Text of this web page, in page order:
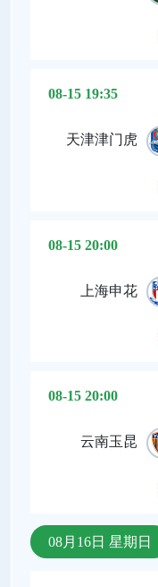
08-15 19:35
天津津门虎
08-15 20:00
上海申花
08-15 20:00
云南玉昆
08月16日 星期日